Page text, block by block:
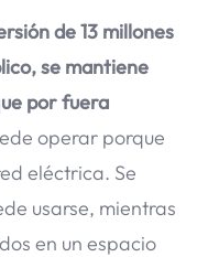
de 13 millones
se mantiene
por fuera
operar porque
eléctrica. Se
usarse, mientras
en un espacio